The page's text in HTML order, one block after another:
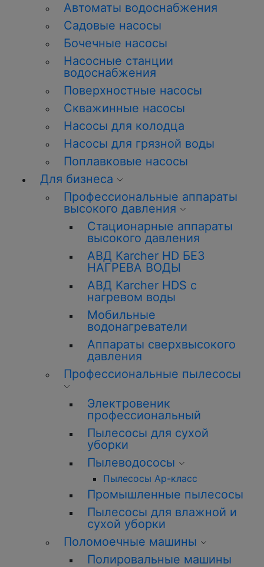
Автоматы водоснабжения
Садовые насосы
Бочечные насосы
Насосные станции
водоснабжения
Поверхностные насосы
Скважинные насосы
Насосы для колодца
Насосы для грязной воды
Поплавковые насосы
Для бизнеса
Профессиональные аппараты
высокого давления
Стационарные аппараты
высокого давления
АВД Karcher HD БЕЗ
НАГРЕВА ВОДЫ
АВД Karcher HDS с
нагревом воды
Мобильные
водонагреватели
Аппараты сверхвысокого
давления
Профессиональные пылесосы
Электровеник
профессиональный
Пылесосы для сухой
уборки
Пылеводососы
Пылесосы Ар-класс
Промышленные пылесосы
Пылесосы для влажной и
сухой уборки
Поломоечные машины
Полировальные машины